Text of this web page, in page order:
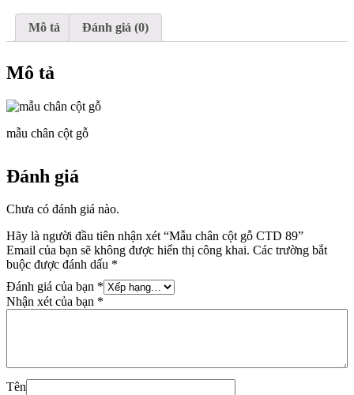
Mô tả Đánh giá (0)
Mô tả
mẫu chân cột gỗ
Đánh giá
Chưa có đánh giá nào.
Hãy là người đầu tiên nhận xét “Mẫu chân cột gỗ CTD 89”
Email của bạn sẽ không được hiển thị công khai. Các trường bắt
buộc được đánh dấu *
Đánh giá của bạn *
Nhận xét của bạn *
Tên